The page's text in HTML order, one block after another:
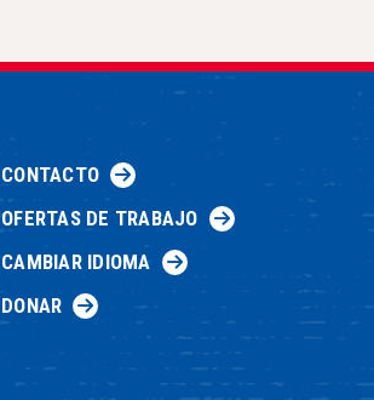
CONTACTO
OFERTAS DE TRABAJO
CAMBIAR IDIOMA
DONAR